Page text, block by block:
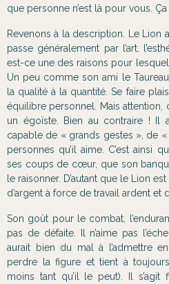
que personne n’est là pour vous.
Revenons à la description. Le Lion
passe généralement par l’art,
est-ce une des raisons pour
Un peu comme son ami le
la qualité à la quantité. Se faire
équilibre personnel. Mais attention,
un égoïste. Bien au contraire !
capable de « grands gestes », de
personnes qu’il aime. C’est ainsi
ses coups de cœur, que son
le raisonner. D’autant que le Lion
d’argent à force de travail ardent et
Son goût pour le combat,
pas de défaite. Il n’aime pas
aurait bien du mal à l’admettre
perdre la figure et tient à
moins tant qu’il le peut). Il s’agit